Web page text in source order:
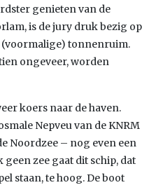
genieten van de
is de jury druk bezig op
(voormalige) tonnenruim.
ongeveer, worden
koers naar de haven.
Nepveu van de KNRM
Noordzee – nog even een
zee gaat dit schip, dat
staan, te hoog. De boot